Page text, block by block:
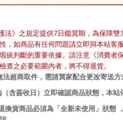
法》之規定提供7日鑑賞期，為保障
，如商品有任何問題請立即與本站客
疵判斷的重要依據。請注意《消費者
查之必要範圍內者，將不得退貨。
超商取件，需請買家配合更改寄送方
（含簽收日）立即確認商品狀態，本站
換貨商品必須為「全新未使用」狀態